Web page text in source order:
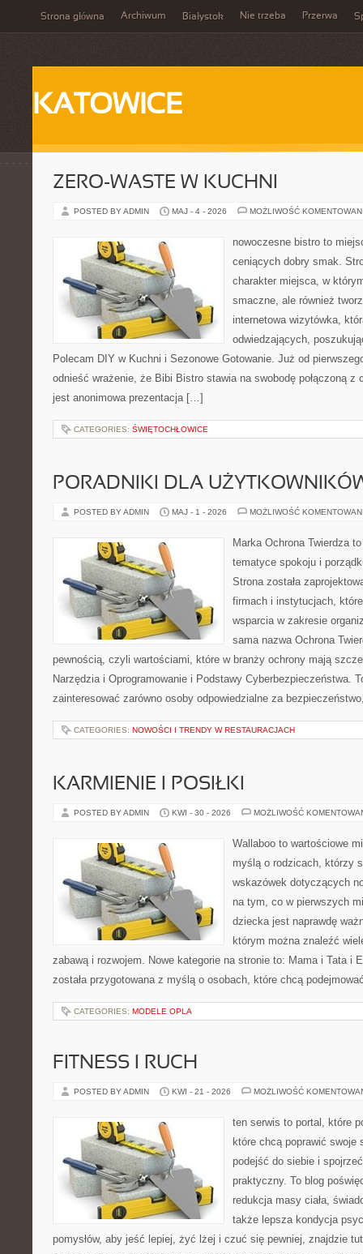
Strona główna Archiwum Białystok Nie trzeba Przerwa
KATOWICE
ZERO-WASTE W KUCHNI
POSTED BY ADMIN MAJ - 4 - 2026 MOŻLIWOŚĆ
nowoczesne bistro to
ceniących dobry smak.
charakter miejsca, w
smaczne, ale również
internetowa wizytówka,
odwiedzających,
Polecam DIY w Kuchni i Sezonowe Gotowanie. Już od
odnieść wrażenie, że Bibi Bistro stawia na swobodę połączoną z
jest anonimowa prezentacja […]
CATEGORIES: ŚWIĘTOCHŁOWICE
PORADNIKI DLA
POSTED BY ADMIN MAJ - 1 - 2026 MOŻLIWOŚĆ
Marka Ochrona Twierdza
tematyce spokoju i
Strona została
firmach i instytucjach,
wsparcia w zakresie
sama nazwa Ochrona
pewnością, czyli wartościami, które w branży ochrony mają
Narzędzia i Oprogramowanie i Podstawy Cyberbezpieczeństwa.
zainteresować zarówno osoby odpowiedzialne za
CATEGORIES: NOWOŚCI I TRENDY W RESTAURACJACH
KARMIENIE I POSIŁKI
POSTED BY ADMIN KWI - 30 - 2026 MOŻLIWOŚĆ
Wallaboo to wartościowe
myślą o rodzicach, którzy
wskazówek dotyczących
na tym, co w pierwszych
dziecka jest naprawdę
którym można znaleźć
zabawą i rozwojem. Nowe kategorie na stronie to: Mama i Tata i
została przygotowana z myślą o osobach, które chcą
CATEGORIES: MODELE OPLA
FITNESS I RUCH
POSTED BY ADMIN KWI - 21 - 2026 MOŻLIWOŚĆ
ten serwis to portal, które
które chcą poprawić swoje
podejść do siebie i
praktyczny. To blog
redukcja masy ciała,
także lepsza kondycja
pomysłów, aby jeść lepiej, żyć lżej i czuć się pewniej, znajdzie